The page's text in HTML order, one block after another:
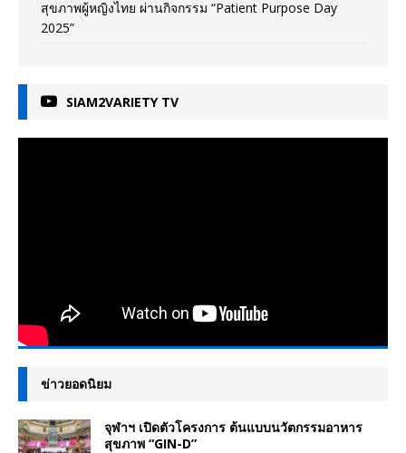
สุขภาพผู้หญิงไทย ผ่านกิจกรรม “Patient Purpose Day
2025”
SIAM2VARIETY TV
ข่าวยอดนิยม
จุฬาฯ เปิดตัวโครงการ ต้นแบบนวัตกรรมอาหาร
สุขภาพ “GIN-D”